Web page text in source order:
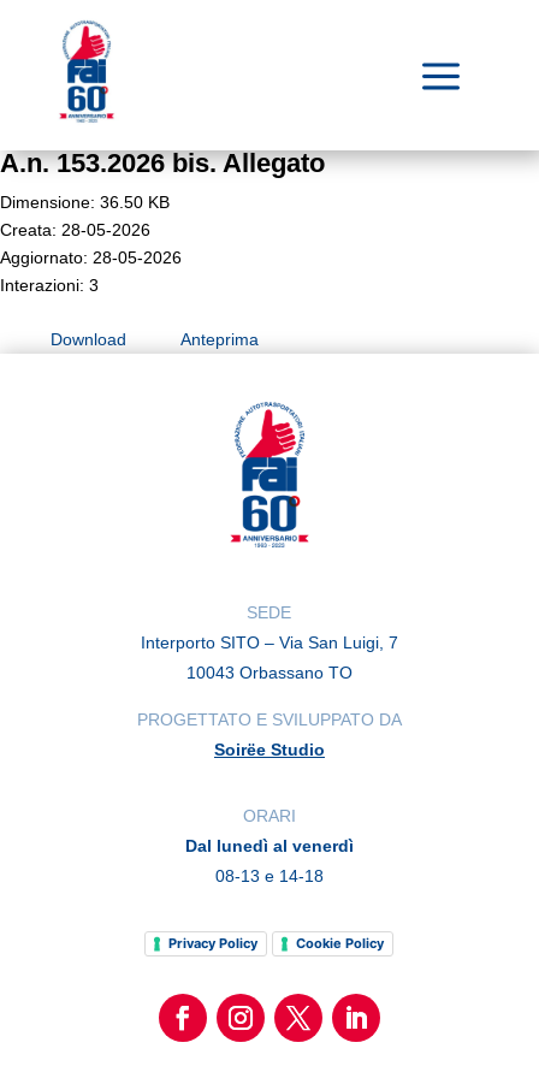
a
A.n. 153.2026 bis. Allegato
Dimensione: 36.50 KB
Creata: 28-05-2026
Aggiornato: 28-05-2026
Interazioni: 3
Download Anteprima
SEDE
Interporto SITO – Via San Luigi, 7
10043 Orbassano TO
PROGETTATO E SVILUPPATO DA
Soirëe Studio
ORARI
Dal lunedì al venerdì
08-13 e 14-18
Privacy Policy Cookie Policy